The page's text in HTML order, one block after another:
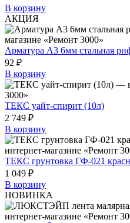
В корзину
АКЦИЯ
Арматура А3 6мм стальная
92 ₽
В корзину
ТЕКС уайт-спирит (10л)
2 749 ₽
В корзину
ТЕКС грунтовка ГФ-021
1 049 ₽
В корзину
НОВИНКА